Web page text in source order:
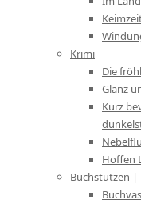
Krimi
Die
Glanz
Kurz
Hoffen
Buchstützen |